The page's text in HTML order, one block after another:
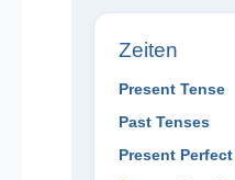
Zeiten
Present Tense
Past Tenses
Present